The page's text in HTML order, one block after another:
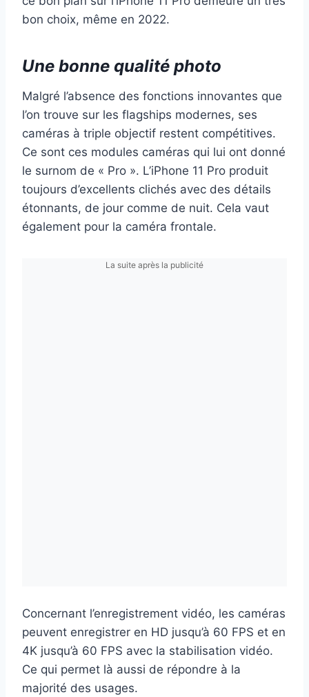
bon choix, même en 2022.
Une bonne qualité photo
Malgré l’absence des fonctions innovantes que
l’on trouve sur les flagships modernes, ses
caméras à triple objectif restent compétitives.
Ce sont ces modules caméras qui lui ont donné
le surnom de « Pro ». L’iPhone 11 Pro produit
toujours d’excellents clichés avec des détails
étonnants, de jour comme de nuit. Cela vaut
également pour la caméra frontale.
La suite après la publicité
Concernant l’enregistrement vidéo, les caméras
peuvent enregistrer en HD jusqu’à 60 FPS et en
4K jusqu’à 60 FPS avec la stabilisation vidéo.
Ce qui permet là aussi de répondre à la
majorité des usages.